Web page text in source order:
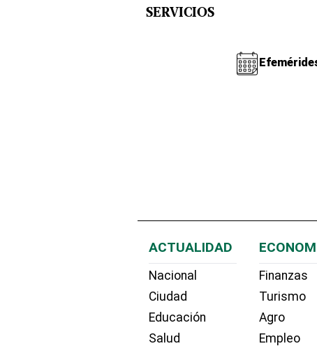
SERVICIOS
ACTUALIDAD
Nacional
Ciudad
Educación
Salud
Finanzas
Turismo
Agro
Empleo